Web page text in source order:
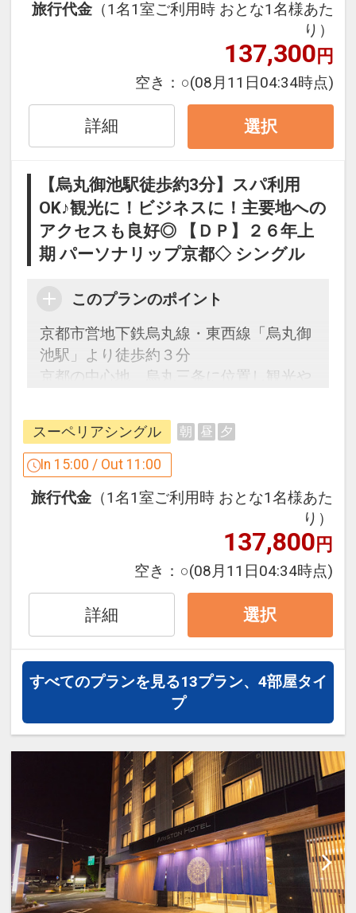
ン」を掲載しています。
の項目でご確認のうえ、予約にお進
設定期間：2026年4月1日～2026年9月
インターネットコース番号：DP-1-
17537145
旅行代金 （1名1室ご利用時 おとな1名様あた
り）
137,300円
空き： ○(08月11日04:34時点)
詳細 選択
【烏丸御池駅徒歩約3分】スパ利用
OK♪観光に！ビジネスに！主要地への
アクセスも良好◎ 【ＤＰ】２６年上
期 パーソナリップ京都◇ シングル
このプランのポイント
京都市営地下鉄烏丸線・東西線「烏丸御
池駅」より徒歩約３分
京都の中心地、烏丸三条に位置し観光や
うれしいポイント
●天然温泉付スパ「トリニテ」利用OK！
※毎月の休業日はホテルホームページ等
※旅行代金に含まれます。
「食事なしプラン」と「朝食付プラン」
をご用意しています。
ン」を掲載しています。
※ご覧のページがどちらかを
件】の項目でご確認のうえ、予約にお進
設定期間：2026年4月1日～2026年11月
30日
インターネットコース番号：DP-1-
17413295
スーペリアシングル 朝 昼 夕
In 15:00 / Out 11:00
旅行代金 （1名1室ご利用時 おとな1名様あた
り）
137,800円
空き： ○(08月11日04:34時点)
詳細 選択
すべてのプランを見る13プラン、4部屋タイ
プ